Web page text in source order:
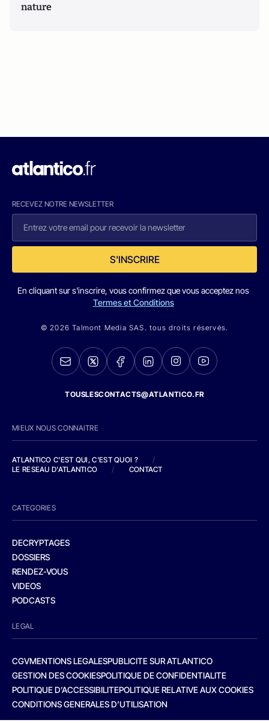
nature
RECEVEZ NOTRE NEWSLETTER
S'INSCRIRE
En cliquant sur s'inscrire, vous confirmez que vous acceptez nos
Termes et Conditions
© 2026 Talmont Media SAS. tous droits réservés.
TOUSLESCONTACTS@ATLANTICO.FR
MIEUX NOUS CONNAITRE
ATLANTICO C'EST QUI, C'EST QUOI ?
/
LE RESEAU D'ATLANTICO
/ CONTACT
CATEGORIES
DECRYPTAGES
DOSSIERS
RENDEZ-VOUS
VIDEOS
PODCASTS
LEGAL
CGVMENTIONS LEGALESPUBLICITE SUR ATLANTICO
GESTION DES COOKIESPOLITIQUE DE CONFIDENTIALITE
POLITIQUE D’ACCESSIBILITEPOLITIQUE RELATIVE AUX COOKIES
CONDITIONS GENERALES D’UTILISATION